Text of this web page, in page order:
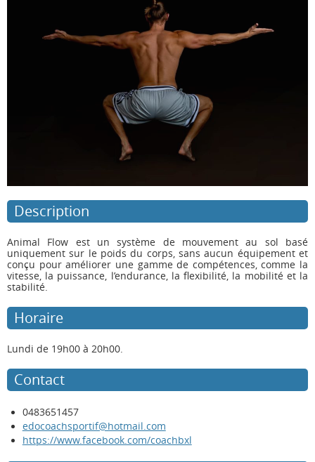
Description
Animal Flow est un système de mouvement au sol basé
uniquement sur le poids du corps, sans aucun équipement et
conçu pour améliorer une gamme de compétences, comme la
vitesse, la puissance, l’endurance, la flexibilité, la mobilité et la
stabilité.
Horaire
Lundi de 19h00 à 20h00.
Contact
0483651457
edocoachsportif@hotmail.com
https://www.facebook.com/coachbxl